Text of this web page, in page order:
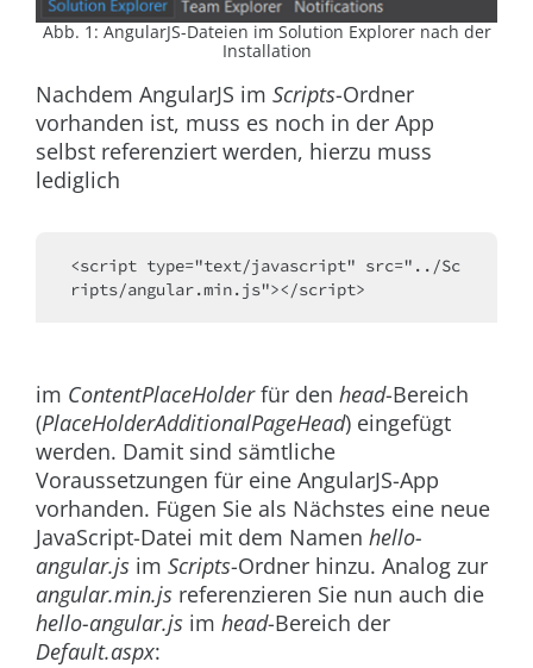
Abb. 1: AngularJS-Dateien im Solution Explorer nach der
Installation
Nachdem AngularJS im Scripts-Ordner
vorhanden ist, muss es noch in der App
selbst referenziert werden, hierzu muss
lediglich
<script type="text/javascript" src="../Sc
ripts/angular.min.js"></script>
im ContentPlaceHolderfür den head-Bereich
(PlaceHolderAdditionalPageHead) eingefügt
werden. Damit sind sämtliche
Voraussetzungen für eine AngularJS-App
vorhanden. Fügen Sie als Nächstes eine neue
JavaScript-Datei mit dem Namen hello-
angular.js im Scripts-Ordner hinzu. Analog zur
angular.min.js referenzieren Sie nun auch die
hello-angular.js im head-Bereich der
Default.aspx: